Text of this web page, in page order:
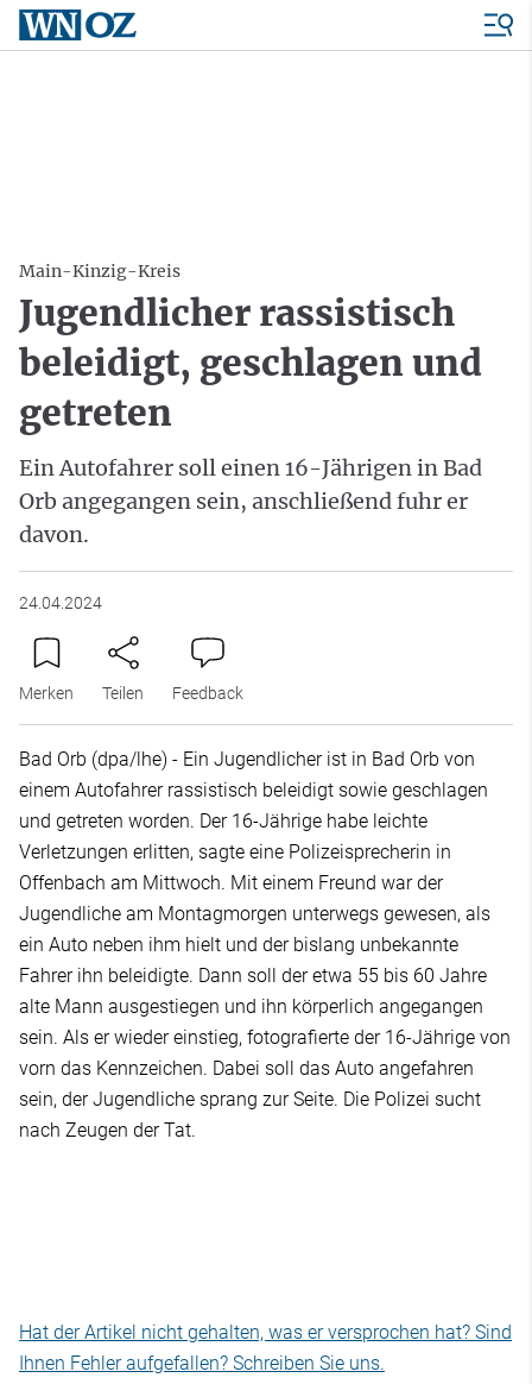
Main-Kinzig-Kreis
Jugendlicher rassistisch
beleidigt, geschlagen und
getreten
Ein Autofahrer soll einen 16-Jährigen in Bad
Orb angegangen sein, anschließend fuhr er
davon.
24.04.2024
Merken Teilen Feedback
Bad Orb (dpa/lhe) - Ein Jugendlicher ist in Bad Orb von
einem Autofahrer rassistisch beleidigt sowie geschlagen
und getreten worden. Der 16-Jährige habe leichte
Verletzungen erlitten, sagte eine Polizeisprecherin in
Offenbach am Mittwoch. Mit einem Freund war der
Jugendliche am Montagmorgen unterwegs gewesen, als
ein Auto neben ihm hielt und der bislang unbekannte
Fahrer ihn beleidigte. Dann soll der etwa 55 bis 60 Jahre
alte Mann ausgestiegen und ihn körperlich angegangen
sein. Als er wieder einstieg, fotografierte der 16-Jährige von
vorn das Kennzeichen. Dabei soll das Auto angefahren
sein, der Jugendliche sprang zur Seite. Die Polizei sucht
nach Zeugen der Tat.
Hat der Artikel nicht gehalten, was er versprochen hat? Sind
Ihnen Fehler aufgefallen? Schreiben Sie uns.